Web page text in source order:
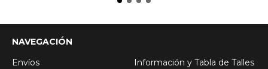
NAVEGACIÓN
Envíos
Información y Tabla de Talles